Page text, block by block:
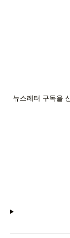
뉴스레터 구독을